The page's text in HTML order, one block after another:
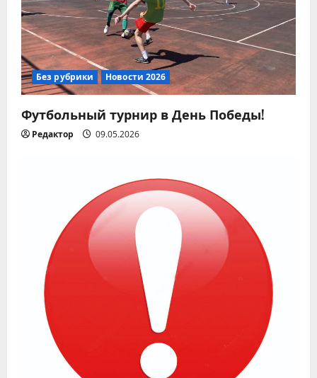
Без рубрики Новости 2026
Футбольный турнир в День Победы!
Редактор 09.05.2026